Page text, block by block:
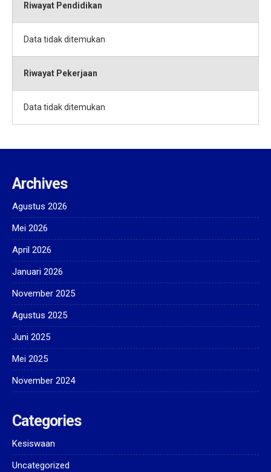
Riwayat Pendidikan
Data tidak ditemukan
Riwayat Pekerjaan
Data tidak ditemukan
Archives
Agustus 2026
Mei 2026
April 2026
Januari 2026
November 2025
Agustus 2025
Juni 2025
Mei 2025
November 2024
Categories
Kesiswaan
Uncategorized